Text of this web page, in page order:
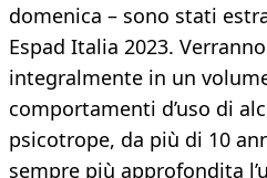
domenica – sono stati
Espad Italia 2023.
integralmente in un
comportamenti d’uso di
psicotrope, da più di 10
sempre più approfondita